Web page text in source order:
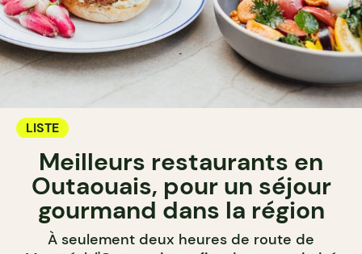
LISTE
Meilleurs restaurants en
Outaouais, pour un séjour
gourmand dans la région
À seulement deux heures de route de